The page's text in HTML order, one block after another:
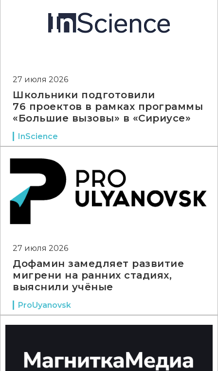
27 июля 2026
Школьники подготовили
76 проектов в рамках программы
«Большие вызовы» в «Сириусе»
InScience
27 июля 2026
Дофамин замедляет развитие
мигрени на ранних стадиях,
выяснили учёные
ProUyanovsk